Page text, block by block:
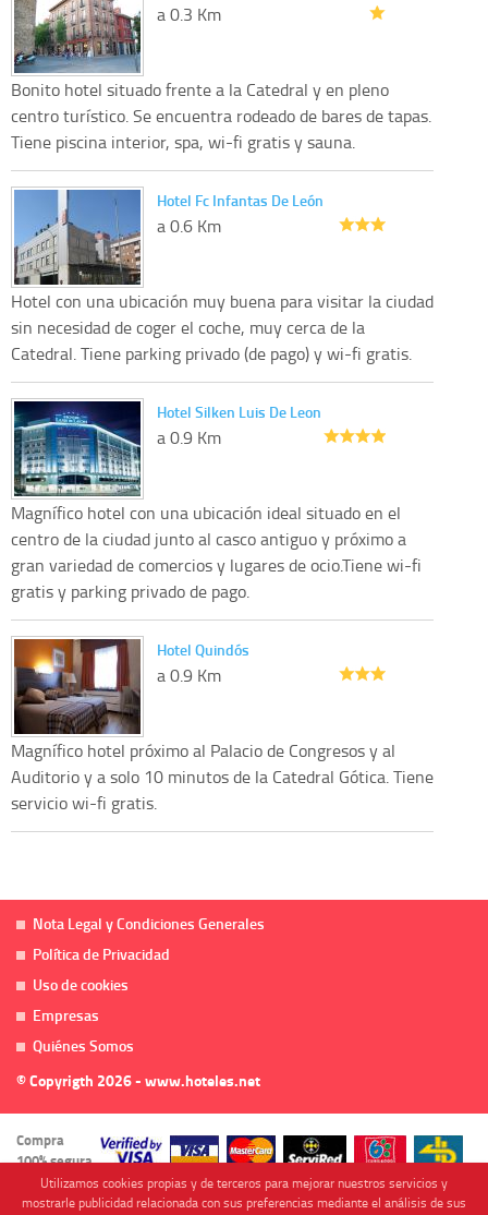
a 0.3 Km
Bonito hotel situado frente a la Catedral y en pleno
centro turístico. Se encuentra rodeado de bares de tapas.
Tiene piscina interior, spa, wi-fi gratis y sauna.
Hotel Fc Infantas De León
a 0.6 Km
Hotel con una ubicación muy buena para visitar la ciudad
sin necesidad de coger el coche, muy cerca de la
Catedral. Tiene parking privado (de pago) y wi-fi gratis.
Hotel Silken Luis De Leon
a 0.9 Km
Magnífico hotel con una ubicación ideal situado en el
centro de la ciudad junto al casco antiguo y próximo a
gran variedad de comercios y lugares de ocio.Tiene wi-fi
gratis y parking privado de pago.
Hotel Quindós
a 0.9 Km
Magnífico hotel próximo al Palacio de Congresos y al
Auditorio y a solo 10 minutos de la Catedral Gótica. Tiene
servicio wi-fi gratis.
Nota Legal y Condiciones Generales
Política de Privacidad
Uso de cookies
Empresas
Quiénes Somos
© Copyrigth 2026 - www.hoteles.net
Compra
100% segura
Utilizamos cookies propias y de terceros para mejorar nuestros servicios y
mostrarle publicidad relacionada con sus preferencias mediante el análisis de sus